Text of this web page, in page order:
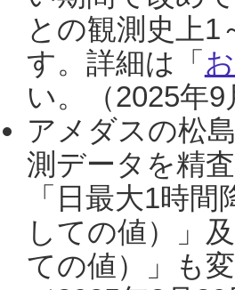
との観測史上
す。詳細は「
い。（2025年9
アメダスの松
測データを精
「日最大1時
しての値）」
ての値）」も